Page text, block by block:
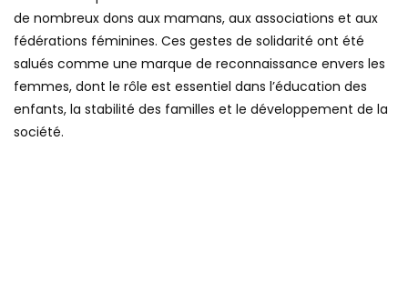
de nombreux dons aux mamans, aux associations et aux
fédérations féminines. Ces gestes de solidarité ont été
salués comme une marque de reconnaissance envers les
femmes, dont le rôle est essentiel dans l’éducation des
enfants, la stabilité des familles et le développement de la
société.